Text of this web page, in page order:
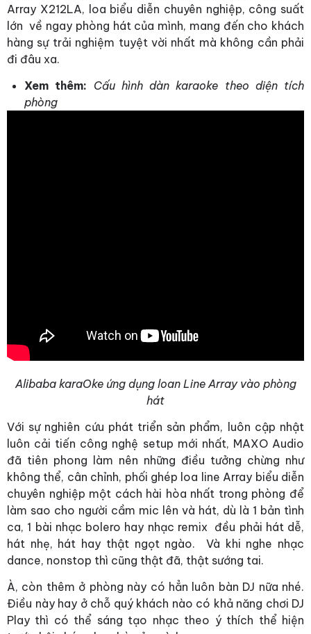
Array X212LA, loa biểu diễn chuyên nghiệp, công suất
lớn về ngay phòng hát của mình, mang đến cho khách
hàng sự trải nghiệm tuyệt vời nhất mà không cần phải
đi đâu xa.
Xem thêm: Cấu hình dàn karaoke theo diện tích
phòng
Alibaba karaOke ứng dụng loan Line Array vào phòng
hát
Với sự nghiên cứu phát triển sản phẩm, luôn cập nhật
luôn cải tiến công nghệ setup mới nhất, MAXO Audio
đã tiên phong làm nên những điều tưởng chừng như
không thể, cân chỉnh, phối ghép loa line Array biểu diễn
chuyên nghiệp một cách hài hòa nhất trong phòng để
làm sao cho người cầm mic lên và hát, dù là 1 bản tình
ca, 1 bài nhạc bolero hay nhạc remix đều phải hát dễ,
hát nhẹ, hát hay thật ngọt ngào. Và khi nghe nhạc
dance, nonstop thì cũng thật đã, thật sướng tai.
À, còn thêm ở phòng này có hẳn luôn bàn DJ nữa nhé.
Điều này hay ở chỗ quý khách nào có khả năng chơi DJ
Play thì có thể sáng tạo nhạc theo ý thích thể hiện